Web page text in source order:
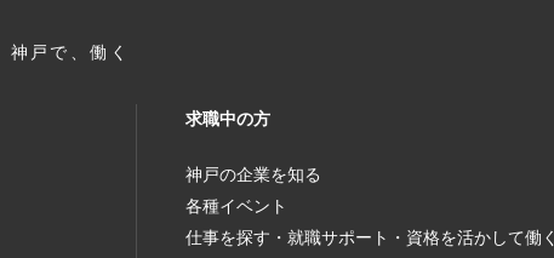
神戸で、働く
求職中の方
神戸の企業を知る
各種イベント
仕事を探す・就職サポート・資格を活かして働く